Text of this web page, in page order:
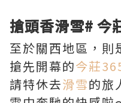
搶頭香滑雪# 今
至於關西地區，則
搶先開幕的今莊
請特休去滑雪的旅